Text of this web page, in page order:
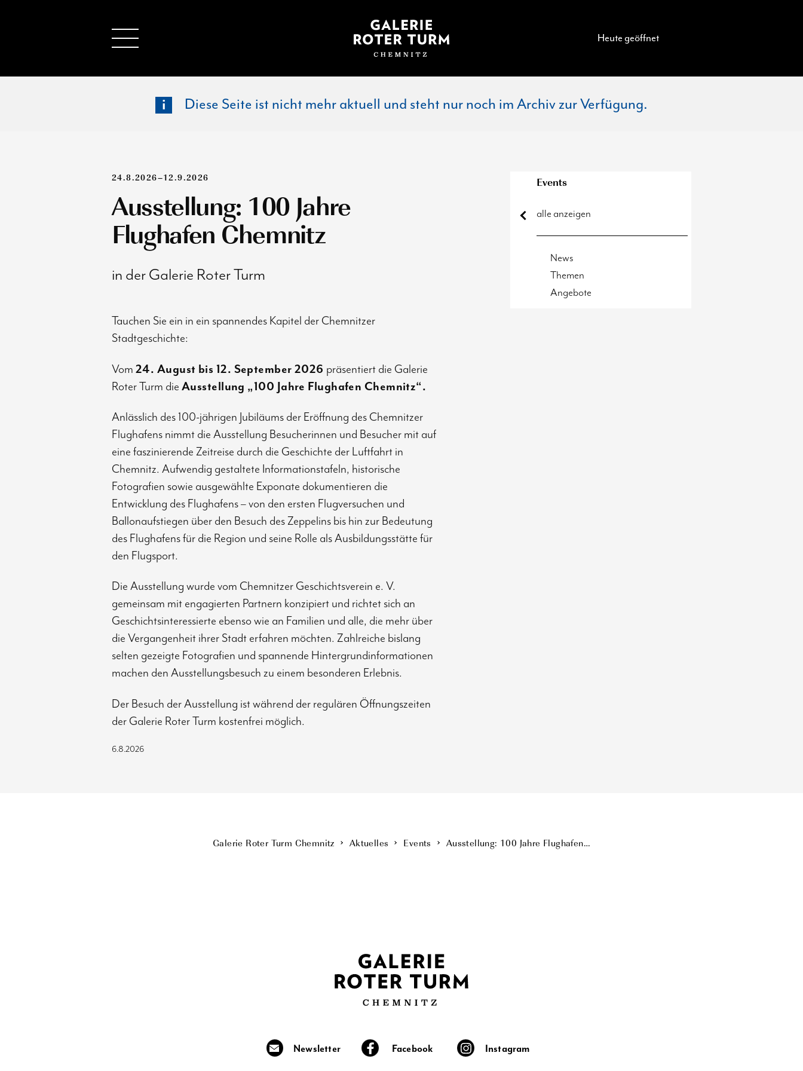
Heute geöffnet
Diese Seite ist nicht mehr aktuell und steht nur noch im Archiv zur Verfügung.
24.8.2026–12.9.2026
Ausstellung: 100 Jahre
Flughafen Chemnitz
in der Galerie Roter Turm
Tauchen Sie ein in ein spannendes Kapitel der Chemnitzer
Stadtgeschichte:
Vom 24. August bis 12. September 2026 präsentiert die Galerie
Roter Turm die Ausstellung „100 Jahre Flughafen Chemnitz“.
Anlässlich des 100-jährigen Jubiläums der Eröffnung des Chemnitzer
Flughafens nimmt die Ausstellung Besucherinnen und Besucher mit auf
eine faszinierende Zeitreise durch die Geschichte der Luftfahrt in
Chemnitz. Aufwendig gestaltete Informationstafeln, historische
Fotografien sowie ausgewählte Exponate dokumentieren die
Entwicklung des Flughafens – von den ersten Flugversuchen und
Ballonaufstiegen über den Besuch des Zeppelins bis hin zur Bedeutung
des Flughafens für die Region und seine Rolle als Ausbildungsstätte für
den Flugsport.
Die Ausstellung wurde vom Chemnitzer Geschichtsverein e. V.
gemeinsam mit engagierten Partnern konzipiert und richtet sich an
Geschichtsinteressierte ebenso wie an Familien und alle, die mehr über
die Vergangenheit ihrer Stadt erfahren möchten. Zahlreiche bislang
selten gezeigte Fotografien und spannende Hintergrundinformationen
machen den Ausstellungsbesuch zu einem besonderen Erlebnis.
Der Besuch der Ausstellung ist während der regulären Öffnungszeiten
der Galerie Roter Turm kostenfrei möglich.
6.8.2026
Events
alle anzeigen
News
Themen
Angebote
Galerie Roter Turm Chemnitz Aktuelles Events Ausstellung: 100 Jahre Flughafen…
Newsletter Facebook Instagram